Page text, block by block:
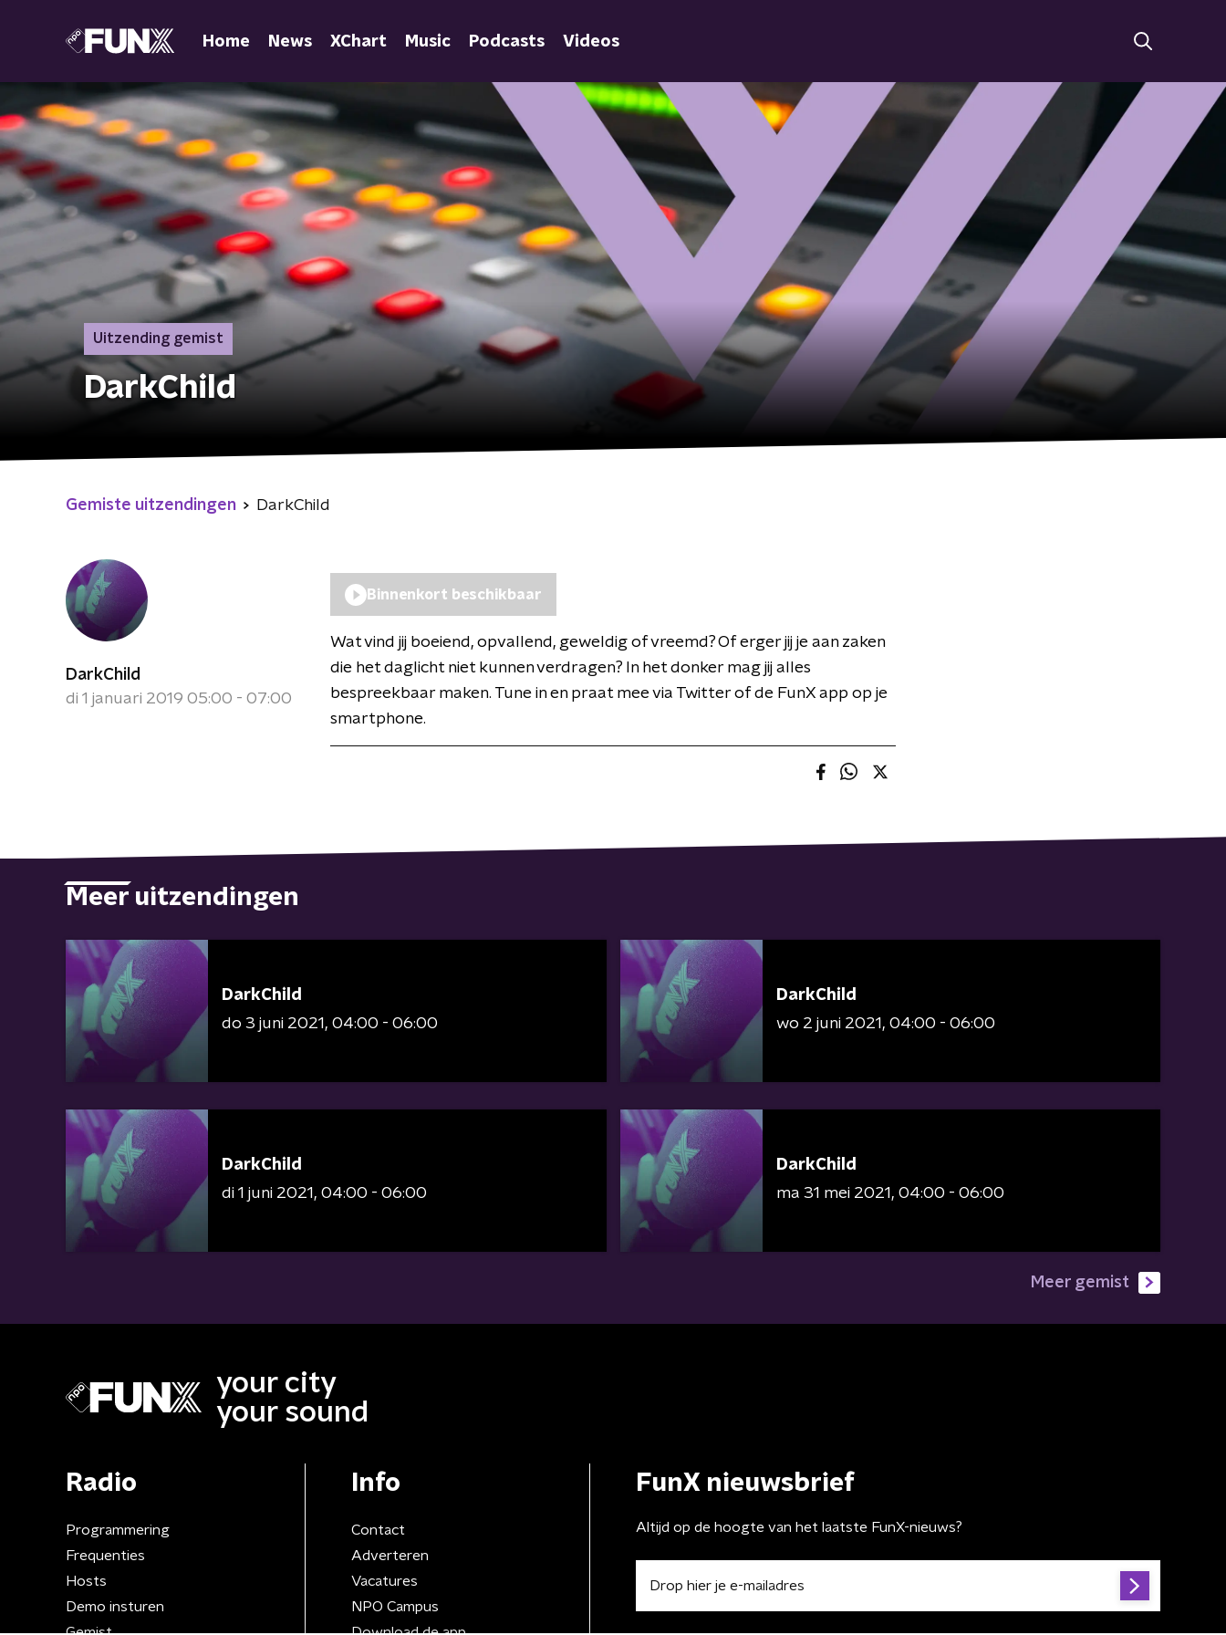
Home News XChart Music Podcasts Videos
Uitzending gemist
DarkChild
Gemiste uitzendingen DarkChild
DarkChild
di 1 januari 2019 05:00 - 07:00
Binnenkort beschikbaar
Wat vind jij boeiend, opvallend, geweldig of vreemd? Of erger jij je aan zaken
die het daglicht niet kunnen verdragen? In het donker mag jij alles
bespreekbaar maken. Tune in en praat mee via Twitter of de FunX app op je
smartphone.
Meer uitzendingen
DarkChild
do 3 juni 2021
04:00 - 06:00
DarkChild
wo 2 juni 2021
04:00 - 06:00
DarkChild
di 1 juni 2021
04:00 - 06:00
DarkChild
ma 31 mei 2021
04:00 - 06:00
Meer gemist
your city
your sound
Radio
Programmering
Frequenties
Hosts
Demo insturen
Gemist
Info
Contact
Adverteren
Vacatures
NPO Campus
Download de app
FunX nieuwsbrief
Altijd op de hoogte van het laatste FunX-nieuws?